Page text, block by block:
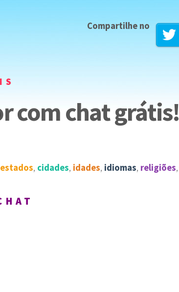
Compartilhe no
com chat grátis!
estados, cidades, idades, idiomas, religiões,